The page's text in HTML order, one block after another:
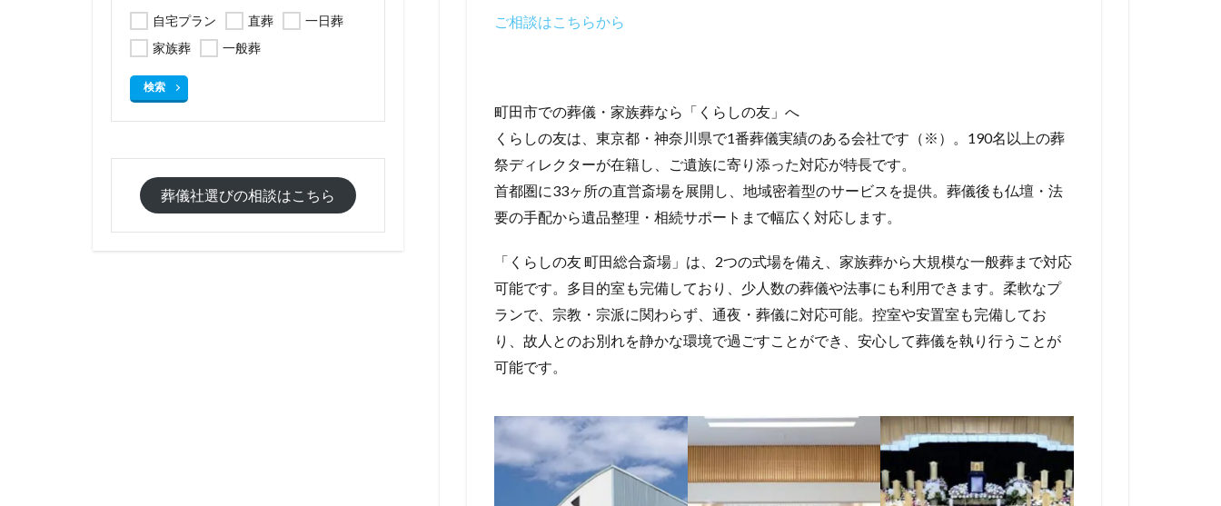
ご相談はこちらから
町田市での葬儀・家族葬なら「くらしの友」へ
くらしの友は、東京都・神奈川県で1番葬儀実績のある会社です（※）。190名以上の葬
祭ディレクターが在籍し、ご遺族に寄り添った対応が特長です。
首都圏に33ヶ所の直営斎場を展開し、地域密着型のサービスを提供。葬儀後も仏壇・法
要の手配から遺品整理・相続サポートまで幅広く対応します。
「くらしの友 町田総合斎場」は、2つの式場を備え、家族葬から大規模な一般葬まで対応
可能です。多目的室も完備しており、少人数の葬儀や法事にも利用できます。柔軟なプ
ランで、宗教・宗派に関わらず、通夜・葬儀に対応可能。控室や安置室も完備してお
り、故人とのお別れを静かな環境で過ごすことができ、安心して葬儀を執り行うことが
可能です。
自宅プラン 直葬
一日葬
家族葬
一般葬
検索
葬儀社選びの相談はこちら